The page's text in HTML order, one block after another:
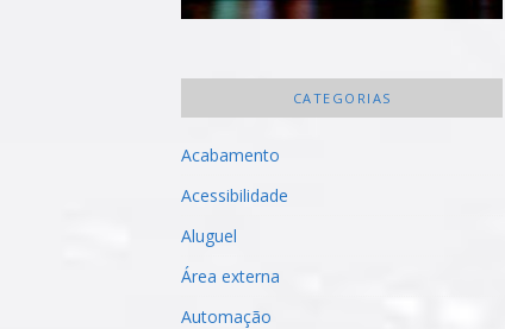
CATEGORIAS
Acabamento
Acessibilidade
Aluguel
Área externa
Automação